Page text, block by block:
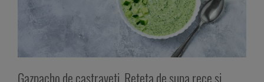
Gazpacho de castraveți. Rețeta de supa rece și